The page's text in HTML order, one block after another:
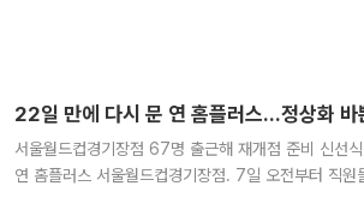
22일 만에 다시 문 연 홈플러스…정상화 바
서울월드컵경기장점 67명 출근해 재개점 준비 신선
연 홈플러스 서울월드컵경기장점. 7일 오전부터 직